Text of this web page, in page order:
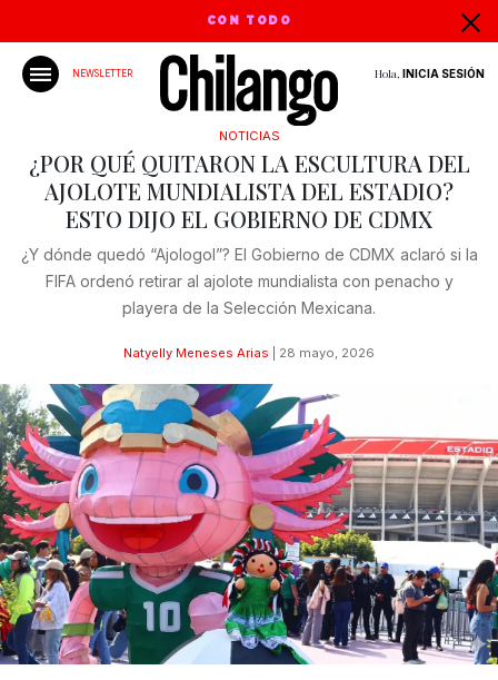
CON TODO
NEWSLETTER Hola, INICIA SESIÓN
NOTICIAS
¿POR QUÉ QUITARON LA ESCULTURA DEL
AJOLOTE MUNDIALISTA DEL ESTADIO?
ESTO DIJO EL GOBIERNO DE CDMX
¿Y dónde quedó “Ajologol”? El Gobierno de CDMX aclaró si la
FIFA ordenó retirar al ajolote mundialista con penacho y
playera de la Selección Mexicana.
Natyelly Meneses Arias 28 mayo, 2026